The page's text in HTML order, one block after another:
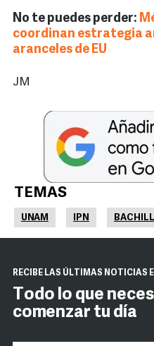
No te puedes perder:
coordinan estrategia
aranceles de EU
JM
TEMAS
UNAM IPN
RECIBE LAS ÚLTIMAS NOTICIAS
Todo lo que
comenzar tu día